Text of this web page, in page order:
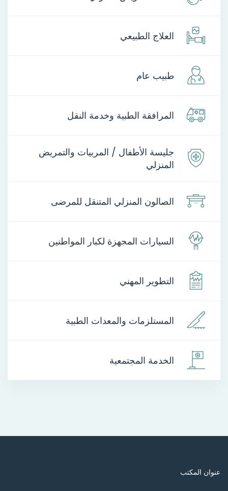
العلاج الطبيعي
طبيب عام
المرافقة الطبية وخدمة النقل
جليسة الأطفال / المربيات والتمريض
المنزلي
الصالون المنزلي المتنقل للمرضى
السيارات المجهزة لكبار المواطنين
التطوير المهني
المستلزمات والمعدات الطبية
الخدمة المجتمعية
عنوان المكتب